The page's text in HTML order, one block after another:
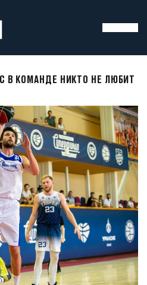
В КОМАНДЕ НИКТО НЕ ЛЮБИТ